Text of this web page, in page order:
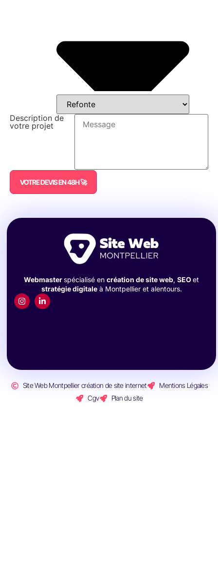
Description de
votre projet
VOTRE DEVIS EN 48H 🚀
Webmaster spécialisé en création de site web, SEOet
stratégie digitaleà Montpellier et alentours.
Site Web Montpellier création de site internet
Mentions Légales
Cgv
Plan du site